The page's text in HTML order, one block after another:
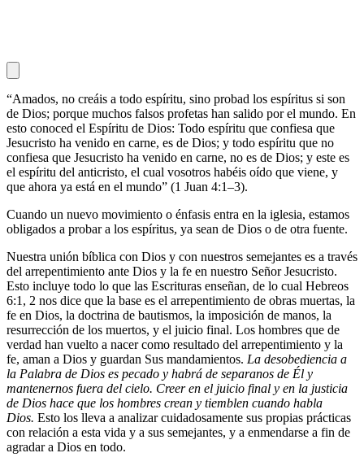
“Amados, no creáis a todo espíritu, sino probad los espíritus si son
de Dios; porque muchos falsos profetas han salido por el mundo. En
esto conoced el Espíritu de Dios: Todo espíritu que confiesa que
Jesucristo ha venido en carne, es de Dios; y todo espíritu que no
confiesa que Jesucristo ha venido en carne, no es de Dios; y este es
el espíritu del anticristo, el cual vosotros habéis oído que viene, y
que ahora ya está en el mundo” (1 Juan 4:1–3).
Cuando un nuevo movimiento o énfasis entra en la iglesia, estamos
obligados a probar a los espíritus, ya sean de Dios o de otra fuente.
Nuestra unión bíblica con Dios y con nuestros semejantes es a través
del arrepentimiento ante Dios y la fe en nuestro Señor Jesucristo.
Esto incluye todo lo que las Escrituras enseñan, de lo cual Hebreos
6:1, 2 nos dice que la base es el arrepentimiento de obras muertas, la
fe en Dios, la doctrina de bautismos, la imposición de manos, la
resurrección de los muertos, y el juicio final. Los hombres que de
verdad han vuelto a nacer como resultado del arrepentimiento y la
fe, aman a Dios y guardan Sus mandamientos. La desobediencia a
la Palabra de Dios es pecado y habrá de separanos de Él y
mantenernos fuera del cielo. Creer en el juicio final y en la justicia
de Dios hace que los hombres crean y tiemblen cuando habla
Dios. Esto los lleva a analizar cuidadosamente sus propias prácticas
con relación a esta vida y a sus semejantes, y a enmendarse a fin de
agradar a Dios en todo.